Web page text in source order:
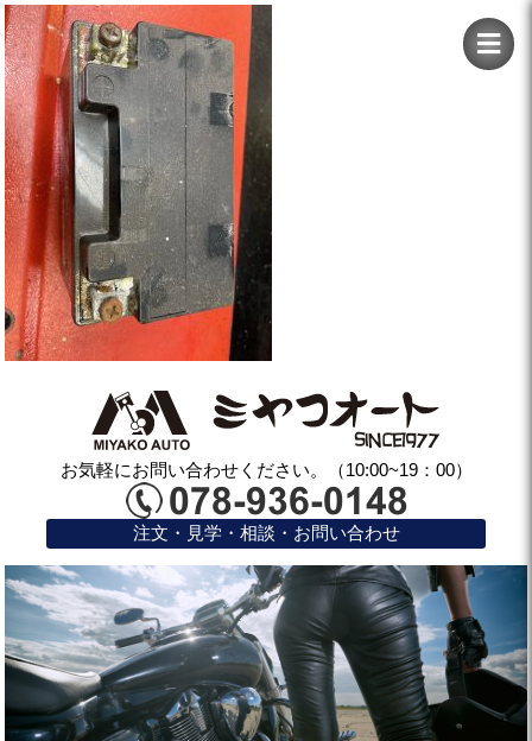
お気軽にお問い合わせください。（10:00~19：00）
注文・見学・相談・お問い合わせ